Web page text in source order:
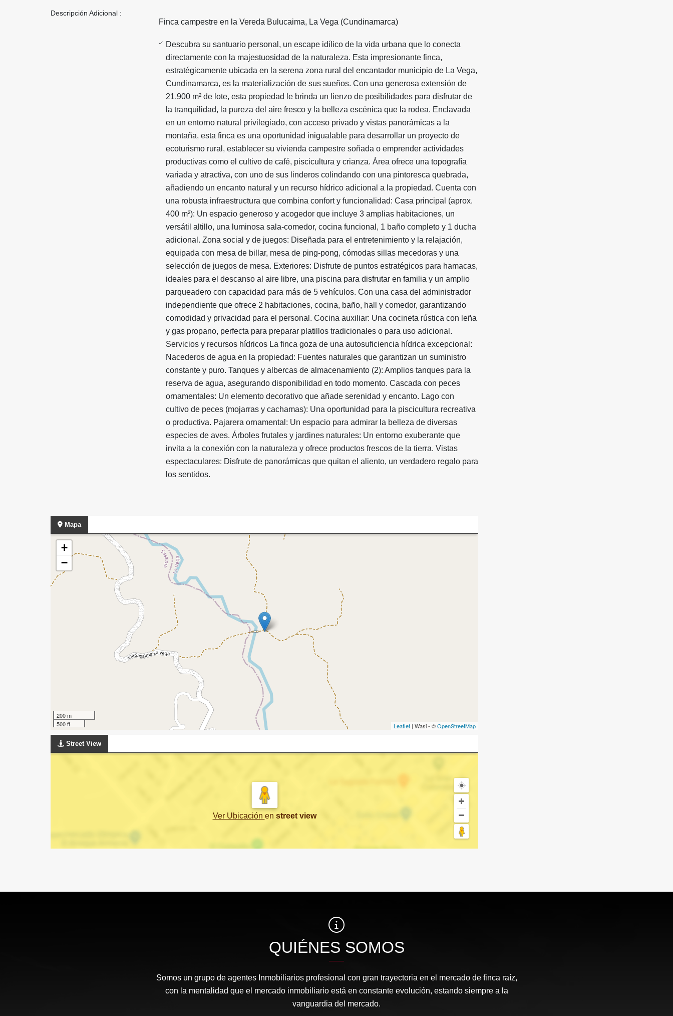
Descripción Adicional :
Finca campestre en la Vereda Bulucaima, La Vega (Cundinamarca)
Descubra su santuario personal, un escape idílico de la vida urbana que lo conecta
directamente con la majestuosidad de la naturaleza. Esta impresionante finca,
estratégicamente ubicada en la serena zona rural del encantador municipio de La Vega,
Cundinamarca, es la materialización de sus sueños. Con una generosa extensión de
21.900 m² de lote, esta propiedad le brinda un lienzo de posibilidades para disfrutar de
la tranquilidad, la pureza del aire fresco y la belleza escénica que la rodea. Enclavada
en un entorno natural privilegiado, con acceso privado y vistas panorámicas a la
montaña, esta finca es una oportunidad inigualable para desarrollar un proyecto de
ecoturismo rural, establecer su vivienda campestre soñada o emprender actividades
productivas como el cultivo de café, piscicultura y crianza. Área ofrece una topografía
variada y atractiva, con uno de sus linderos colindando con una pintoresca quebrada,
añadiendo un encanto natural y un recurso hídrico adicional a la propiedad. Cuenta con
una robusta infraestructura que combina confort y funcionalidad: Casa principal (aprox.
400 m²): Un espacio generoso y acogedor que incluye 3 amplias habitaciones, un
versátil altillo, una luminosa sala-comedor, cocina funcional, 1 baño completo y 1 ducha
adicional. Zona social y de juegos: Diseñada para el entretenimiento y la relajación,
equipada con mesa de billar, mesa de ping-pong, cómodas sillas mecedoras y una
selección de juegos de mesa. Exteriores: Disfrute de puntos estratégicos para hamacas,
ideales para el descanso al aire libre, una piscina para disfrutar en familia y un amplio
parqueadero con capacidad para más de 5 vehículos. Con una casa del administrador
independiente que ofrece 2 habitaciones, cocina, baño, hall y comedor, garantizando
comodidad y privacidad para el personal. Cocina auxiliar: Una cocineta rústica con leña
y gas propano, perfecta para preparar platillos tradicionales o para uso adicional.
Servicios y recursos hídricos La finca goza de una autosuficiencia hídrica excepcional:
Nacederos de agua en la propiedad: Fuentes naturales que garantizan un suministro
constante y puro. Tanques y albercas de almacenamiento (2): Amplios tanques para la
reserva de agua, asegurando disponibilidad en todo momento. Cascada con peces
ornamentales: Un elemento decorativo que añade serenidad y encanto. Lago con
cultivo de peces (mojarras y cachamas): Una oportunidad para la piscicultura recreativa
o productiva. Pajarera ornamental: Un espacio para admirar la belleza de diversas
especies de aves. Árboles frutales y jardines naturales: Un entorno exuberante que
invita a la conexión con la naturaleza y ofrece productos frescos de la tierra. Vistas
espectaculares: Disfrute de panorámicas que quitan el aliento, un verdadero regalo para
los sentidos.
Mapa
+
−
200 m
500 ft
Leaflet | Wasi - ©OpenStreetMap
Street View
Ver Ubicación en street view
QUIÉNES SOMOS
Somos un grupo de agentes Inmobiliarios profesional con gran trayectoria en el mercado de finca raíz,
con la mentalidad que el mercado inmobiliario está en constante evolución, estando siempre a la
vanguardia del mercado.